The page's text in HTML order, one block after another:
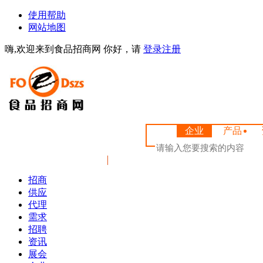
使用帮助
网站地图
嗨,欢迎来到食品招商网 你好，请 登录注册
企业 产品
招商
供应
代理
需求
招聘
资讯
展会